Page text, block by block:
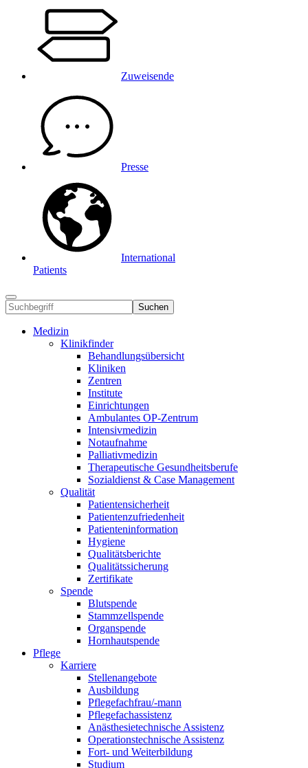
Zuweisende
Presse
International
Patients
Suchen
Medizin
Klinikfinder
Behandlungsübersicht
Kliniken
Zentren
Institute
Einrichtungen
Ambulantes OP-Zentrum
Intensivmedizin
Notaufnahme
Palliativmedizin
Therapeutische Gesundheitsberufe
Sozialdienst & Case Management
Qualität
Patientensicherheit
Patientenzufriedenheit
Patienteninformation
Hygiene
Qualitätsberichte
Qualitätssicherung
Zertifikate
Spende
Blutspende
Stammzellspende
Organspende
Hornhautspende
Pflege
Karriere
Stellenangebote
Ausbildung
Pflegefachfrau/-mann
Pflegefachassistenz
Anästhesietechnische Assistenz
Operationstechnische Assistenz
Fort- und Weiterbildung
Studium